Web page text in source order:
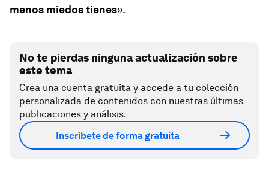
menos miedos tienes».
No te pierdas ninguna actualización sobre
este tema
Crea una cuenta gratuita y accede a tu colección
personalizada de contenidos con nuestras últimas
publicaciones y análisis.
Inscríbete de forma gratuita